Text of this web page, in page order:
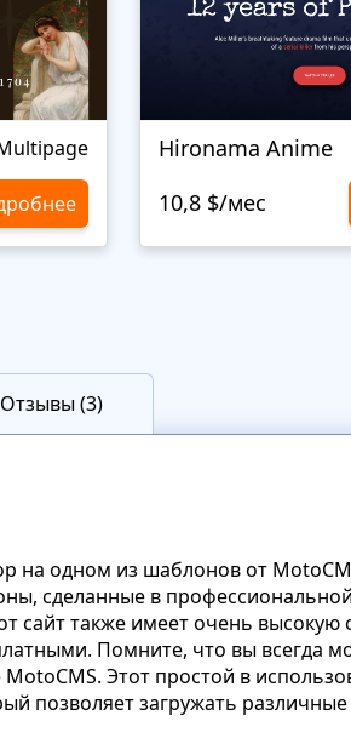
Hironama Anime
10,8 $/мес
Отзывы (3)
на одном из шаблонов от
сделанные в
сайт также имеет очень
Помните, что вы всегда
Этот простой в
позволяет загружать